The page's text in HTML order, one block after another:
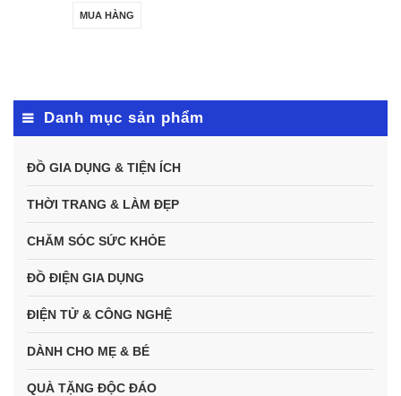
MUA HÀNG
Danh mục sản phẩm
ĐỒ GIA DỤNG & TIỆN ÍCH
THỜI TRANG & LÀM ĐẸP
CHĂM SÓC SỨC KHỎE
ĐỒ ĐIỆN GIA DỤNG
ĐIỆN TỬ & CÔNG NGHỆ
DÀNH CHO MẸ & BÉ
QUÀ TẶNG ĐỘC ĐÁO